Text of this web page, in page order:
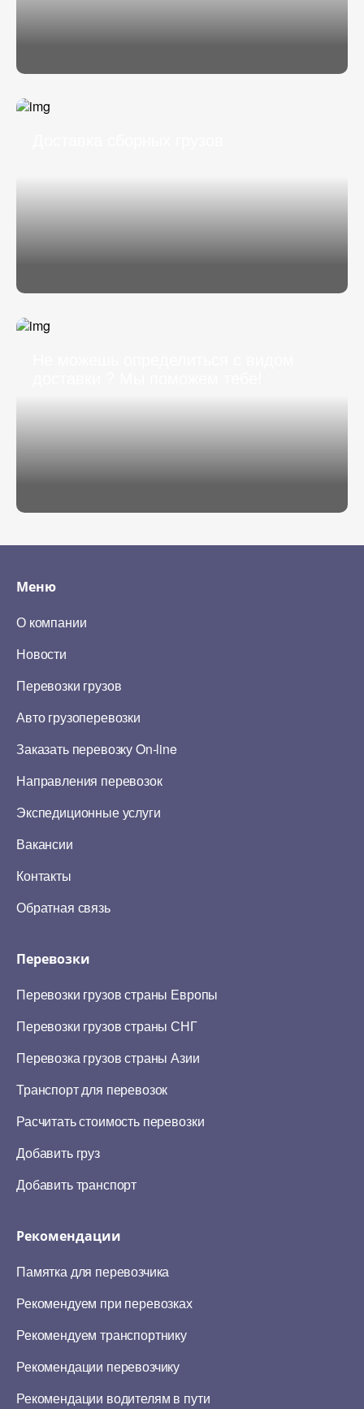
Меню
О компании
Новости
Перевозки грузов
Авто грузоперевозки
Заказать перевозку On-line
Направления перевозок
Экспедиционные услуги
Вакансии
Контакты
Обратная связь
Перевозки
Перевозки грузов страны Европы
Перевозки грузов страны СНГ
Перевозка грузов страны Азии
Транспорт для перевозок
Расчитать стоимость перевозки
Добавить груз
Добавить транспорт
Рекомендации
Памятка для перевозчика
Рекомендуем при перевозках
Рекомендуем транспортнику
Рекомендации перевозчику
Рекомендации водителям в пути